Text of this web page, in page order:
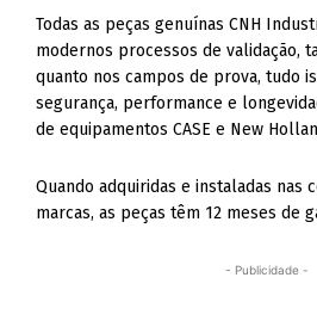
Todas as peças genuínas CNH
modernos processos de validação,
quanto nos campos de prova, tudo
segurança, performance e
de equipamentos CASE e New
Quando adquiridas e instaladas nas
marcas, as peças têm 12 meses de
- Publicidade -